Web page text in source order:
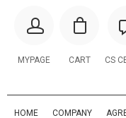
MYPAGE CART CS
HOME COMPANY